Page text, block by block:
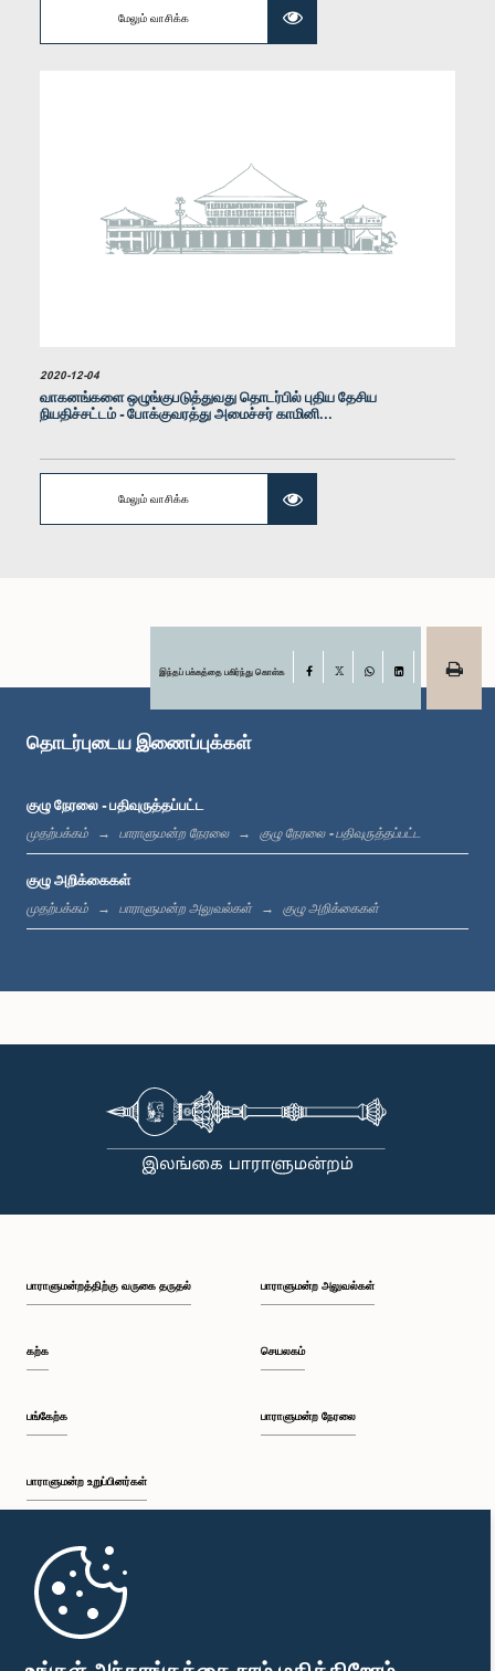
உறுப்பினர்
மேலும் வாசிக்க
2020-12-04
வாகனங்களை ஒழுங்குபடுத்துவது தொடர்பில் புதிய தேசிய
நியதிச்சட்டம் - போக்குவரத்து அமைச்சர் காமினி...
மேலும் வாசிக்க
இந்தப் பக்கத்தை பகிர்ந்து கொள்க Facebook
LinkedIn
தொடர்புடைய இணைப்புக்கள்
குழு நேரலை - பதிவுருத்தப்பட்ட
முதற்பக்கம் பாராளுமன்ற நேரலை குழு நேரலை - பதிவுருத்தப்பட்ட
குழு அறிக்கைகள்
முதற்பக்கம் பாராளுமன்ற அலுவல்கள் குழு அறிக்கைகள்
பாராளுமன்றத்திற்கு வருகை தருதல்
கற்க
பங்கேற்க
பாராளுமன்ற உறுப்பினர்கள்
முதற்பக்கம்
பாராளுமன்ற அலுவல்கள்
செயலகம்
பாராளுமன்ற நேரலை
பாராளுமன்ற கையடக்க செயலி